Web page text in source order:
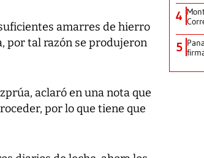
amarres de hierro
por tal razón se produjeron
aclaró en una nota que
por lo que tiene que
4
5